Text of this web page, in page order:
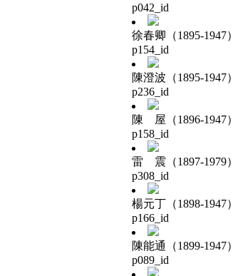
p042_id
徐春卿（1895-1947）
p154_id
陳澄波（1895-1947）
p236_id
陳 屋（1896-1947）
p158_id
雷 震（1897-1979）
p308_id
楊元丁（1898-1947）
p166_id
陳能通（1899-1947）
p089_id